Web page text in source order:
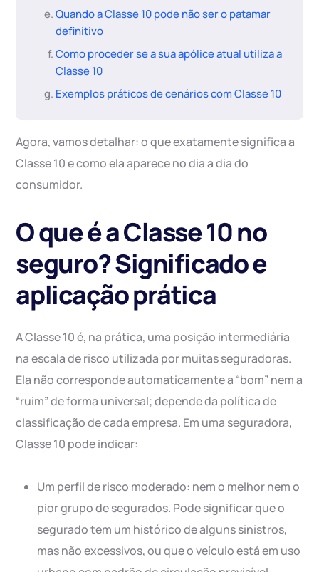
Quando a Classe 10 pode não ser o patamar
definitivo
Como proceder se a sua apólice atual utiliza a
Classe 10
Exemplos práticos de cenários com Classe 10
Agora, vamos detalhar: o que exatamente significa a
Classe 10 e como ela aparece no dia a dia do
consumidor.
O que é a Classe 10 no
seguro? Significado e
aplicação prática
A Classe 10 é, na prática, uma posição intermediária
na escala de risco utilizada por muitas seguradoras.
Ela não corresponde automaticamente a “bom” nem a
“ruim” de forma universal; depende da política de
classificação de cada empresa. Em uma seguradora,
Classe 10 pode indicar:
Um perfil de risco moderado: nem o melhor nem o
pior grupo de segurados. Pode significar que o
segurado tem um histórico de alguns sinistros,
mas não excessivos, ou que o veículo está em uso